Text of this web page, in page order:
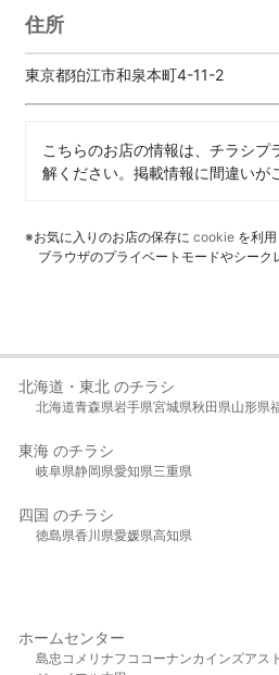
住所
東京都狛江市和泉本町4-11-2
こちらのお店の情報は、チラシ
解ください。掲載情報に間違いが
※お気に入りのお店の保存に cookie を利用
ブラウザのプライベートモードやシー
北海道・東北 のチラシ
北海道青森県岩手県宮城県秋田県山形県
東海 のチラシ
岐阜県静岡県愛知県三重県
四国 のチラシ
徳島県香川県愛媛県高知県
ホームセンター
島忠 コメリ ナフコ コーナンカインズアス